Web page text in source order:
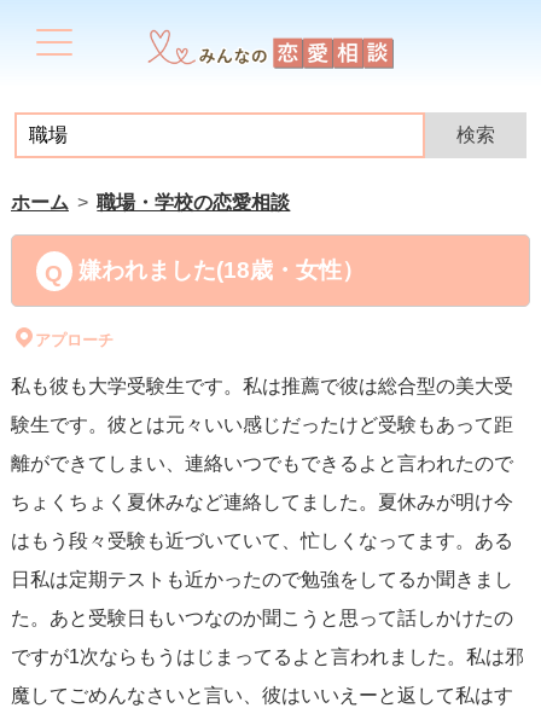
ホーム 職場・学校の恋愛相談
嫌われました(18歳・女性）
アプローチ
私も彼も大学受験生です。私は推薦で彼は総合型の美大受
験生です。彼とは元々いい感じだったけど受験もあって距
離ができてしまい、連絡いつでもできるよと言われたので
ちょくちょく夏休みなど連絡してました。夏休みが明け今
はもう段々受験も近づいていて、忙しくなってます。ある
日私は定期テストも近かったので勉強をしてるか聞きまし
た。あと受験日もいつなのか聞こうと思って話しかけたの
ですが1次ならもうはじまってるよと言われました。私は邪
魔してごめんなさいと言い、彼はいいえーと返して私はす